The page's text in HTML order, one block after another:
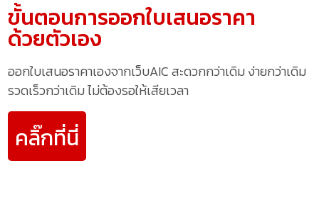
ขั้นตอนการออกใบเสนอราคา
ด้วยตัวเอง
ออกใบเสนอราคาเองจากเว็บAIC สะดวกกว่าเดิม ง่ายกว่าเดิม
รวดเร็วกว่าเดิม ไม่ต้องรอให้เสียเวลา
คลิ๊กที่นี่